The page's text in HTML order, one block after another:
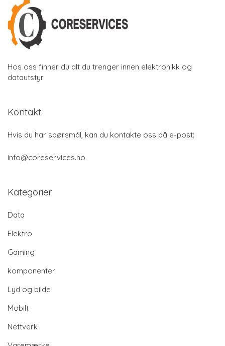
Hos oss finner du alt du trenger innen elektronikk og
datautstyr
Kontakt
Hvis du har spørsmål, kan du kontakte oss på e-post:
info@coreservices.no
Kategorier
Data
Elektro
Gaming
komponenter
Lyd og bilde
Mobilt
Nettverk